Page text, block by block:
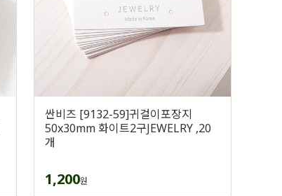
싼비즈 [9132-59]귀걸이포장지
50x30mm 화이트2구JEWELRY ,20
개
1,200원